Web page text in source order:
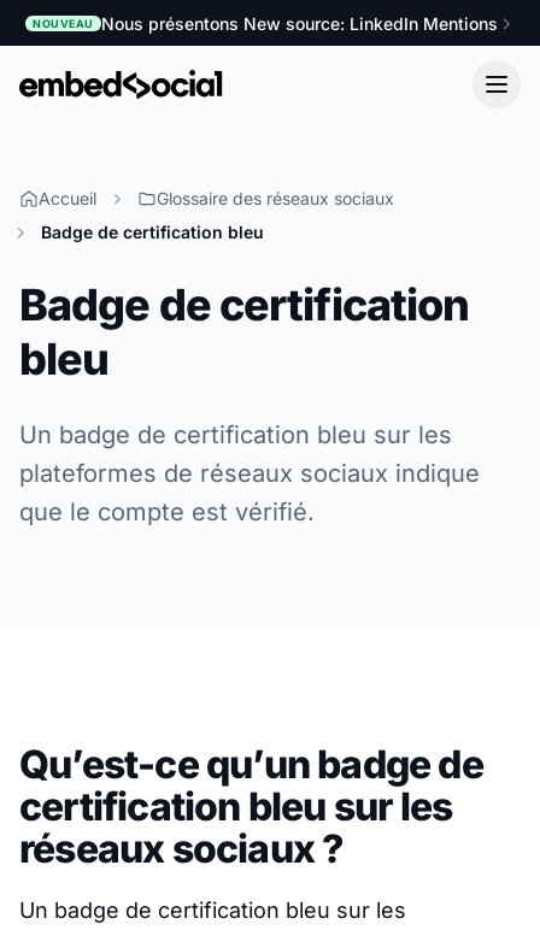
NOUVEAU Nous présentons New source: LinkedIn Mentions
Accueil
Glossaire des réseaux sociaux
Badge de certification bleu
Badge de certification
bleu
Un badge de certification bleu sur les
plateformes de réseaux sociaux indique
que le compte est vérifié.
Qu’est-ce qu’un badge de
certification bleu sur les
réseaux sociaux ?
Un badge de certification bleu sur les